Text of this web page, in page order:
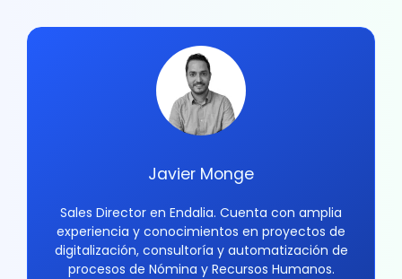
Javier Monge
Sales Director en Endalia. Cuenta con amplia
experiencia y conocimientos en proyectos de
digitalización, consultoría y automatización de
procesos de Nómina y Recursos Humanos.